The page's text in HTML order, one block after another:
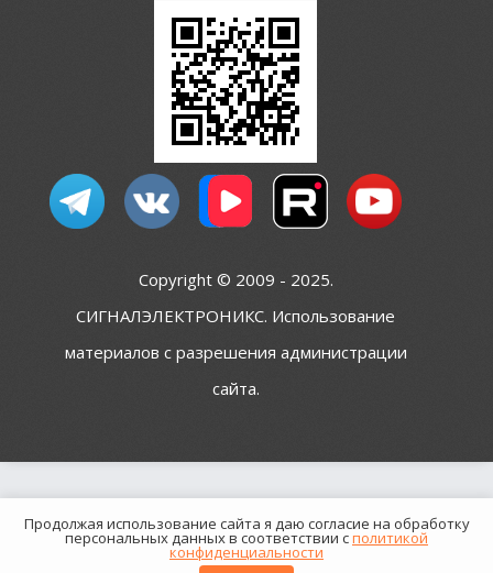
Продолжая использование сайта я даю согласие на обработку
персональных данных в соответствии сполитикой
конфиденциальности
Copyright © 2009 - 2025.
СИГНАЛЭЛЕКТРОНИКС. Использование
материалов с разрешения администрации
сайта.